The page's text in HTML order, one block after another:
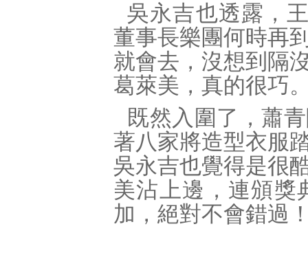
吳永吉也透露，
董事長樂團何時再
就會去，沒想到隔
葛萊美，真的很巧
既然入圍了，蕭
著八家將造型衣服
吳永吉也覺得是很
美沾上邊，連頒獎
加，絕對不會錯過